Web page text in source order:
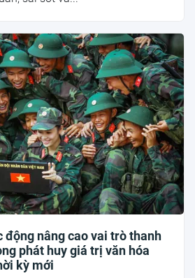
động nâng cao vai trò thanh
phát huy giá trị văn hóa
kỳ mới